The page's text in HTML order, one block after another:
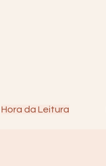
Hora da Leitura